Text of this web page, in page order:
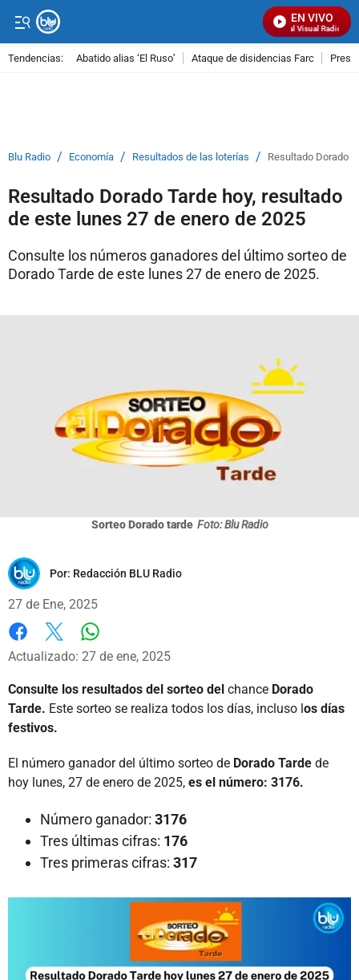
EN VIVO
Señal Visual Radio
Tendencias: Abatido alias ‘El Ruso’ Ataque de disidencias Farc
Blu Radio / Economía / Resultados de las loterías / Resultado Dorado
Resultado Dorado Tarde hoy, resultado
de este lunes 27 de enero de 2025
Consulte los números ganadores del último sorteo de
Dorado Tarde de este lunes 27 de enero de 2025.
Sorteo Dorado tarde Foto: Blu Radio
Por: Redacción BLU Radio
27 de Ene, 2025
Facebook
X
Actualizado: 27 de ene, 2025
Consulte los resultados del sorteo del chance Dorado
Tarde. Este sorteo se realiza todos los días, incluso los días
festivos.
El número ganador del último sorteo de Dorado Tarde de
hoy lunes, 27 de enero de 2025, es el número: 3176.
Número ganador: 3176
Tres últimas cifras: 176
Tres primeras cifras: 317